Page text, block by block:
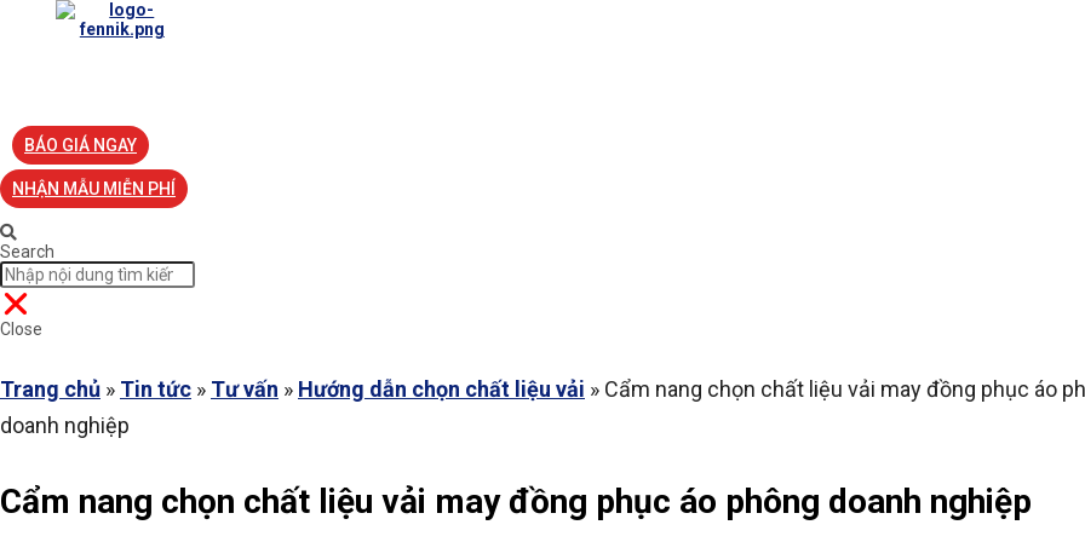
BÁO GIÁ NGAY
NHẬN MẪU MIỄN PHÍ
Search
Close
Trang chủ » Tin tức » Tư vấn » Hướng dẫn chọn chất liệu vải » Cẩm nang chọn chất liệu vải may đồng phục áo
doanh nghiệp
Cẩm nang chọn chất liệu vải may đồng phục áo phông doanh nghiệp